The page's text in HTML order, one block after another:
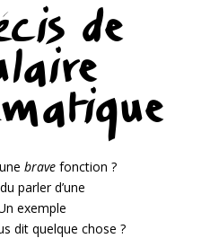
de
brave fonction ?
parler d’une
exemple
dit quelque chose ?